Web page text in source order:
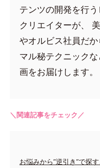
テンツの開発を行
クリエイターが、
やオルビス社員だ
マル秘テクニック
画をお届けします。
＼関連記事をチェック／
お悩みから”逆引き”で探